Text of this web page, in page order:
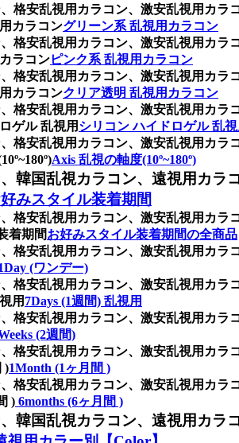
格安乱視用カラコン、激安乱視用カ
カラコングリーン系 乱視用カラコン
格安乱視用カラコン、激安乱視用カ
ラコンピンク系 乱視用カラコン
格安乱視用カラコン、激安乱視用カ
カラコンクリア透明 乱視用カラコン
格安乱視用カラコン、激安乱視用カ
ゲル 乱視用 シリコン ハイドロゲル 乱視
格安乱視用カラコン、激安乱視用カ
Axis 乱視の軸度(10º~180º)
国乱視カラコン、遠視用カラ
みスタイル装着期間
格安乱視用カラコン、激安乱視用カ
着期間お好みスタイル装着期間の全商品
格安乱視用カラコン、激安乱視用カ
(ワンデー)
格安乱視用カラコン、激安乱視用カ
用 7Days (1週間) 乱視用
格安乱視用カラコン、激安乱視用カ
(2週間)
格安乱視用カラコン、激安乱視用カ
)1Month (1ヶ月間 )
格安乱視用カラコン、激安乱視用カ
) 6months (6ヶ月間 )
国乱視カラコン、遠視用カラ